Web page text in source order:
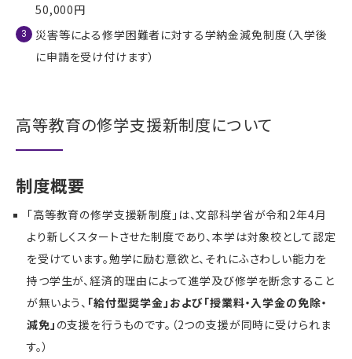
50,000円
災害等による修学困難者に対する学納金減免制度（入学後
に申請を受け付けます）
高等教育の修学支援新制度について
制度概要
「高等教育の修学支援新制度」は、文部科学省が令和2年4月
より新しくスタートさせた制度であり、本学は対象校として認定
を受けています。勉学に励む意欲と、それにふさわしい能力を
持つ学生が、経済的理由によって進学及び修学を断念すること
が無いよう、 「給付型奨学金」および「授業料・入学金の免除・
減免」 の支援を行うものです。（2つの支援が同時に受けられま
す。）